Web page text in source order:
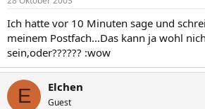
Ich hatte vor 10 Minuten sage und
meinem Postfach...Das kann ja wohl
sein,oder?????? :wow
E Elchen
Guest